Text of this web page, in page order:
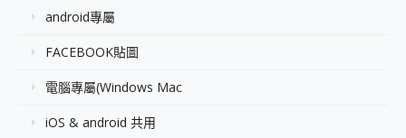
android專屬
FACEBOOK貼圖
電腦專屬(Windows Mac
iOS & android 共用